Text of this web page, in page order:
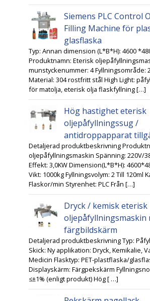
Siemens PLC Control
Filling Machine för
glasflaska
Typ: Annan dimension (L*B*H): 4600
Produktnamn: Eterisk
munstyckenummer: 4 Fyllningsområde:
Material: 304 rostfritt stål High Light:
för matolja, eterisk olja flaskfyllning […]
Hög hastighet eterisk
oljepåfyllningssug /
antidroppapparat
Detaljerad produktbeskrivning
oljepåfyllningsmaskin Spänning: 220V/
Effekt: 3,0KW Dimension(L*B*H):
Vikt: 1000kg Fyllningsvolym: 2 Till 120ml
Flaskor/min Styrenhet: PLC Från […]
Dryck / kemisk eterisk
oljepåfyllningsmaskin
färgbildskärm
Detaljerad produktbeskrivning Typ:
Skick: Ny applikation: Dryck, Kemikalie,
Medicin Flasktyp: PET-plastflaska/
Displayskärm: Färgpekskärm
≤±1% (enligt produkt) Hög [ …]